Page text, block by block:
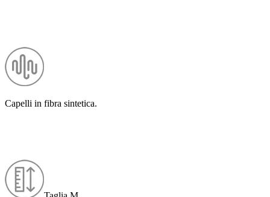
Capelli in fibra sintetica.